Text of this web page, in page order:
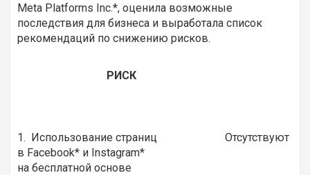
Meta Platforms Inc.*, оценила возможные
последствия для бизнеса и выработала список
рекомендаций по снижению рисков.
РИСК
1. Использование страниц
в Facebook* и Instagram*
на бесплатной основе
Отсутствуют